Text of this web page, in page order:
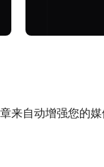
自动增强您的